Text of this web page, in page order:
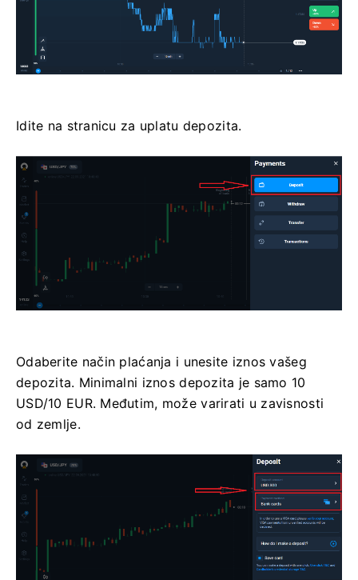
Idite na stranicu za uplatu depozita.
Odaberite način plaćanja i unesite iznos vašeg
depozita. Minimalni iznos depozita je samo 10
USD/10 EUR. Međutim, može varirati u zavisnosti
od zemlje.